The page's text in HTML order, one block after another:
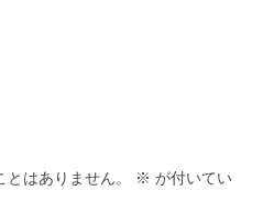
はありません。 ※ が付いてい